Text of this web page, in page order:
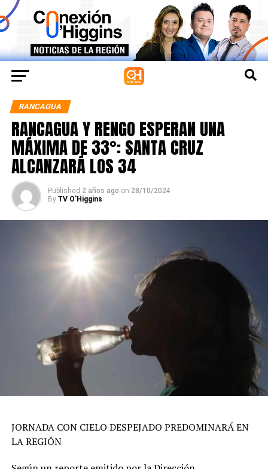
RANCAGUA
RANCAGUA Y RENGO ESPERAN UNA
MÁXIMA DE 33°: SANTA CRUZ
ALCANZARÁ LOS 34
Published 2 años ago on 28/10/2024
By TV O'Higgins
JORNADA CON CIELO DESPEJADO PREDOMINARÁ EN
LA REGIÓN